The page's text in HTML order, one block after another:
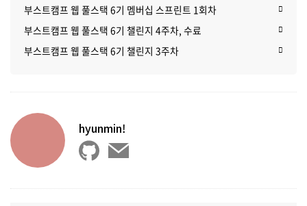
부스트캠프 웹 풀스택 6기 멤버십 스프린트 1회차
부스트캠프 웹 풀스택 6기 챌린지 4주차, 수료
부스트캠프 웹 풀스택 6기 챌린지 3주차
hyunmin!